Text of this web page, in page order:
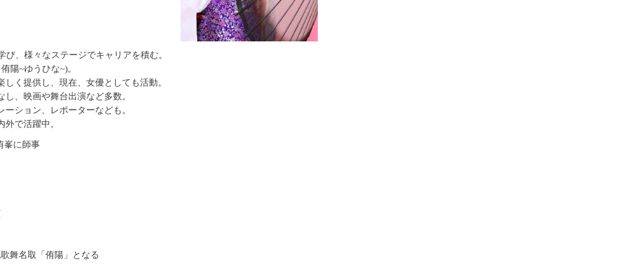
、様々なステージでキャリアを積む。
陽~ゆうひな~)。
く提供し、現在、女優としても活動。
、映画や舞台出演など多数。
ション、レポーターなども。
で活躍中。
峯に師事
舞名取「侑陽」となる